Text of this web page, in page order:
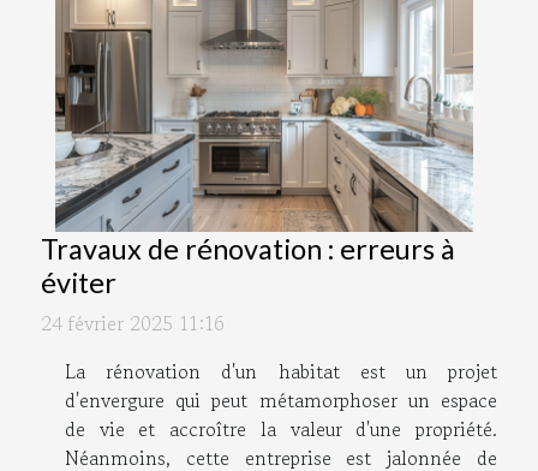
Travaux de rénovation : erreurs à
éviter
24 février 2025 11:16
La rénovation d'un habitat est un projet
d'envergure qui peut métamorphoser un espace
de vie et accroître la valeur d'une propriété.
Néanmoins, cette entreprise est jalonnée de